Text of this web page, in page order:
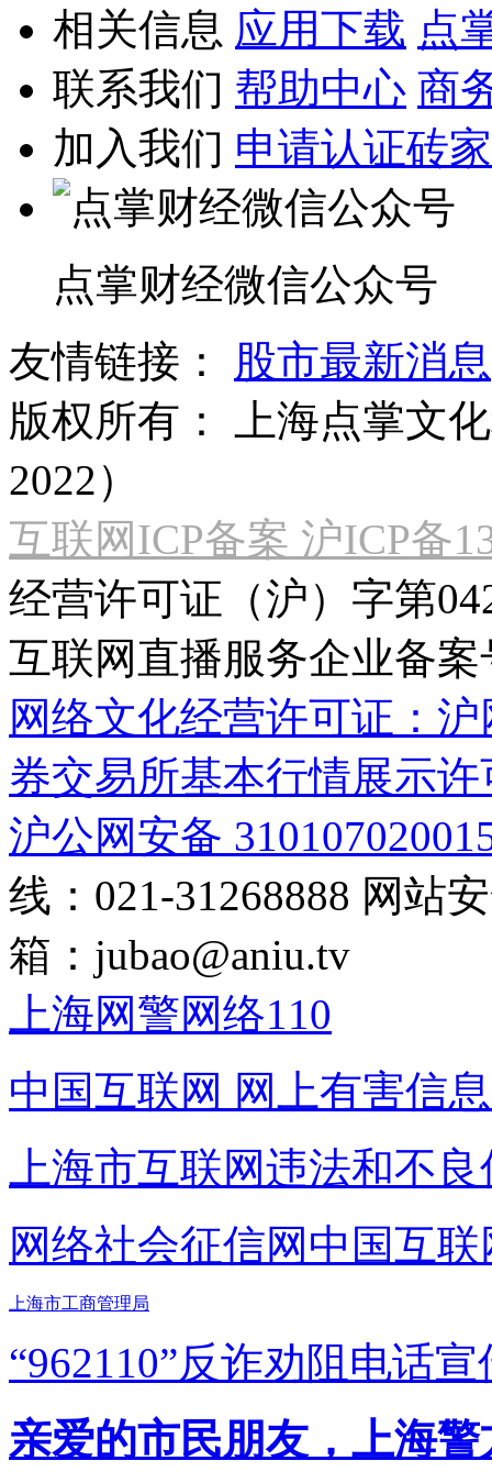
相关信息 应用下载 点
联系我们 帮助中心 商
加入我们 申请认证砖家
点掌财经微信公众号
友情链接：
股市最新消息
版权所有：
上海点掌文
2022）
互联网ICP备案 沪ICP备
经营许可证（沪）字第
互联网直播服务企业备案
网络文化经营许可证：
券交易所基本行情展示许
沪公网安备
线：021-31268888 网站
箱： jubao@aniu.tv
上海网警网络110
中国互联网 网上有害信
上海市互联网违法和不
网络社会征信网 中国互
上海市工商管理局
“962110”反诈劝阻电话宣
亲爱的市民朋友，上海